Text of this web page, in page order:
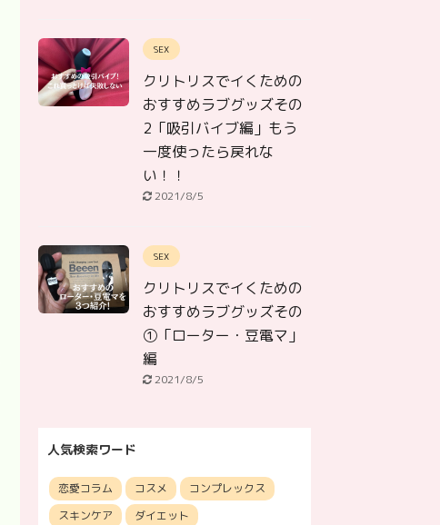
SEX
クリトリスでイくための
おすすめラブグッズその
2「吸引バイブ編」もう
一度使ったら戻れな
い！！
2021/8/5
SEX
クリトリスでイくための
おすすめラブグッズその
①「ローター・豆電マ」
編
2021/8/5
人気検索ワード
恋愛コラム コスメ
コンプレックス
スキンケア
ダイエット